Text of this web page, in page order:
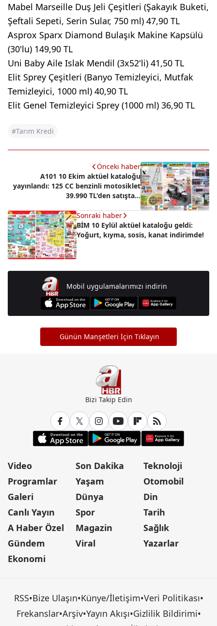
Mabel Marseille Duş Jeli Çeşitleri (Şakayık Buketi,
Şeftali Sepeti, Serin Sular, 750 ml) 47,90 TL
Asprox Sparx Diamond Bulaşık Makine Kapsülü
(30'lu) 149,90 TL
Uni Baby Aile Islak Mendil (3x52'li) 41,50 TL
Elit Sprey Çeşitleri (Banyo Temizleyici, Mutfak
Temizleyici, 1000 ml) 40,90 TL
Elit Genel Temizleyici Sprey (1000 ml) 36,90 TL
#Tarım Kredi
Önceki haber
A101 10 Ekim aktüel kataloğu
yayınlandı: 125 CC benzinli motosiklet
39.990 TL'den satışta...
Sonraki haber
BİM 10 Eylül aktüel kataloğu geldi:
Yoğurt, kıyma, sosis, kanat indirimde!
Mobil uygulamalarımızı indirin
Günün Manşetleri İçin Tıklayın
Bizi Takip Edin
Video
Programlar
Galeri
Canlı Yayın
A Haber Özel
Gündem
Ekonomi
Son Dakika
Yaşam
Dünya
Spor
Magazin
Viral
Teknoloji
Otomobil
Din
Tarih
Sağlık
Yazarlar
RSS•Bize Ulaşın•Künye/İletişim•Veri Politikası•
Frekanslar•Arşiv•Yayın Akışı•Gizlilik Bildirimi•